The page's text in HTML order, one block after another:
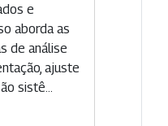
e
aborda as
de análise
ajuste
sistê...